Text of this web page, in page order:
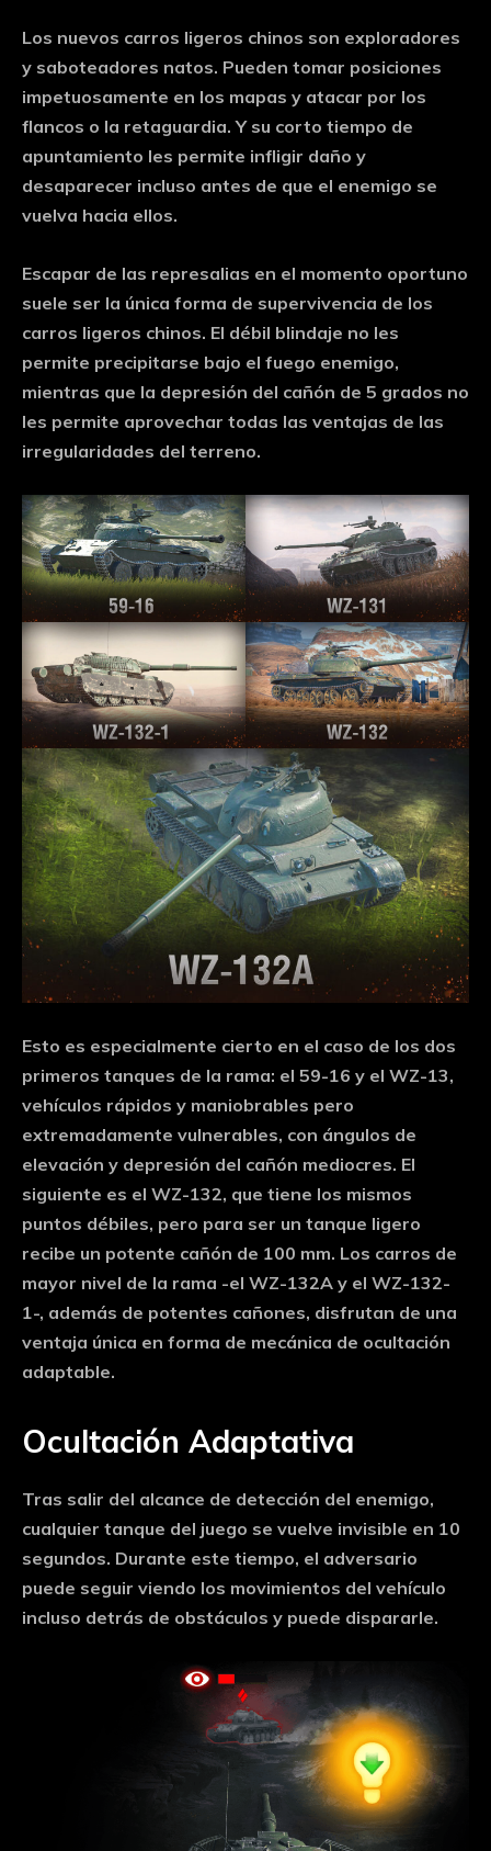
Los nuevos carros ligeros chinos son exploradores
y saboteadores natos. Pueden tomar posiciones
impetuosamente en los mapas y atacar por los
flancos o la retaguardia. Y su corto tiempo de
apuntamiento les permite infligir daño y
desaparecer incluso antes de que el enemigo se
vuelva hacia ellos.
Escapar de las represalias en el momento oportuno
suele ser la única forma de supervivencia de los
carros ligeros chinos. El débil blindaje no les
permite precipitarse bajo el fuego enemigo,
mientras que la depresión del cañón de 5 grados no
les permite aprovechar todas las ventajas de las
irregularidades del terreno.
Esto es especialmente cierto en el caso de los dos
primeros tanques de la rama: el 59-16 y el WZ-13,
vehículos rápidos y maniobrables pero
extremadamente vulnerables, con ángulos de
elevación y depresión del cañón mediocres. El
siguiente es el WZ-132, que tiene los mismos
puntos débiles, pero para ser un tanque ligero
recibe un potente cañón de 100 mm. Los carros de
mayor nivel de la rama -el WZ-132A y el WZ-132-
1-, además de potentes cañones, disfrutan de una
ventaja única en forma de mecánica de ocultación
adaptable.
Ocultación Adaptativa
Tras salir del alcance de detección del enemigo,
cualquier tanque del juego se vuelve invisible en 10
segundos. Durante este tiempo, el adversario
puede seguir viendo los movimientos del vehículo
incluso detrás de obstáculos y puede dispararle.